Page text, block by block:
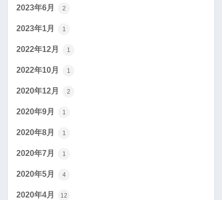
2023年6月 2
2023年1月 1
2022年12月 1
2022年10月 1
2020年12月 2
2020年9月 1
2020年8月 1
2020年7月 1
2020年5月 4
2020年4月 12